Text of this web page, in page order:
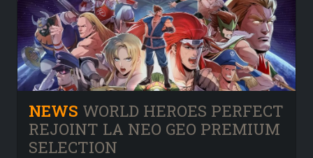
NEWS WORLD HEROES PERFECT
REJOINT LA NEO GEO PREMIUM
SELECTION